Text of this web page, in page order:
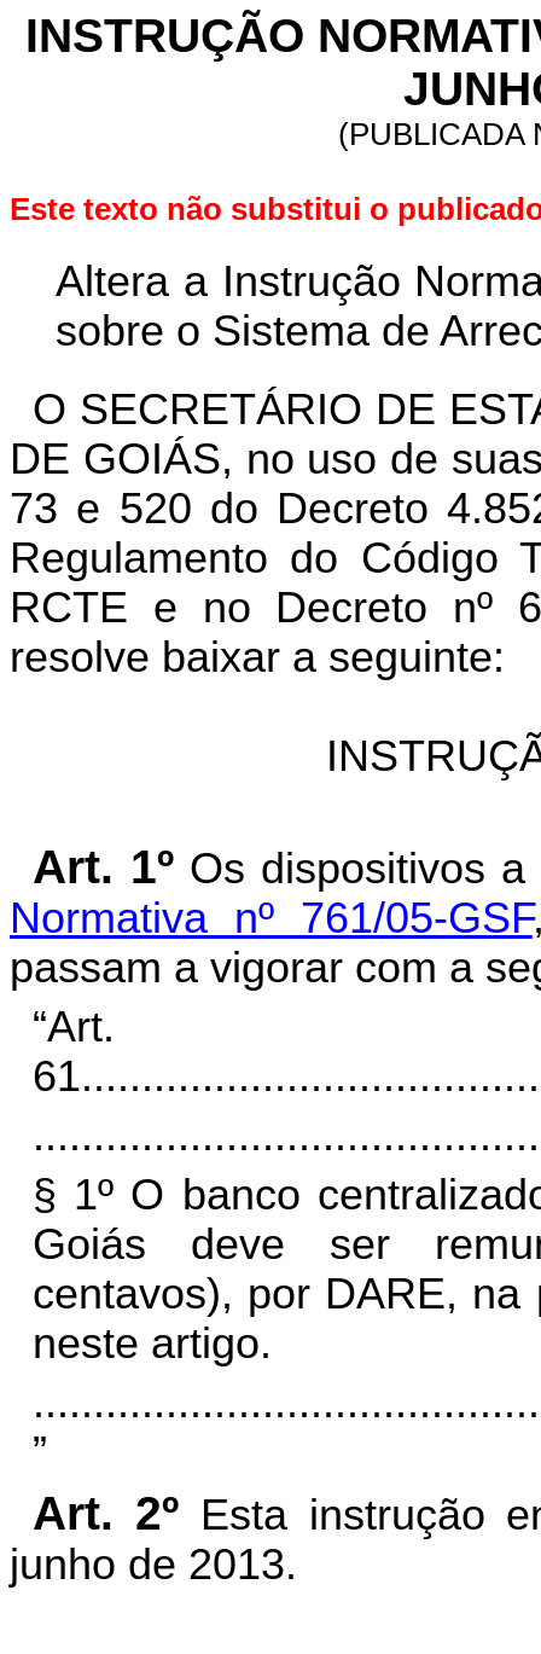
INSTRUÇÃO
(PUBLICADA
Este texto não substitui o
Altera a Instrução
sobre o Sistema de
O SECRETÁRIO DE
DE GOIÁS, no uso de
73 e 520 do Decreto
Regulamento do Código
RCTE e no Decreto nº
resolve baixar a seguinte:
Art. 1º Os dispositivos
Normativa nº 761/05-GSF
passam a vigorar com a
“Art.
61
§ 1º O banco
Goiás deve ser
centavos), por DARE,
neste artigo.
”
Art. 2º Esta instrução
junho de 2013.